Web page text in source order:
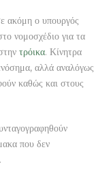
ακόμη ο υπουργός
νομοσχέδιο για τα
τρόικα. Κίνητρα
αλλά αναλόγως
καθώς και στους
που δεν